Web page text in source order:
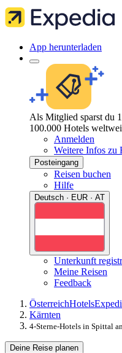
App herunterladen
Als Mitglied sparst du
100.000 Hotels
Anmelden
Weitere Infos zu
Posteingang
Reisen buchen
Hilfe
Deutsch · EUR · AT
Unterkunft
Meine Reisen
Feedback
ÖsterreichHotels
Kärnten
4-Sterne-Hotels in Spittal
Deine Reise planen